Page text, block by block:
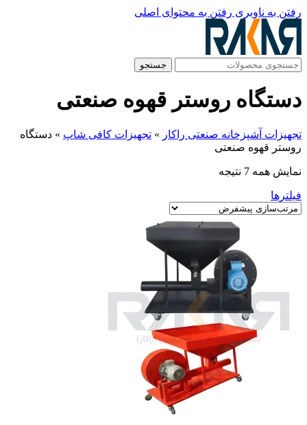
رفتن به ناوبری رفتن به محتوای اصلی
جستجو
دستگاه روستر قهوه صنعتی
تجهیزات آشپزخانه صنعتی راکار » تجهیزات کافی شاپ » دستگاه
روستر قهوه صنعتی
نمایش همه 7 نتیجه
فیلترها